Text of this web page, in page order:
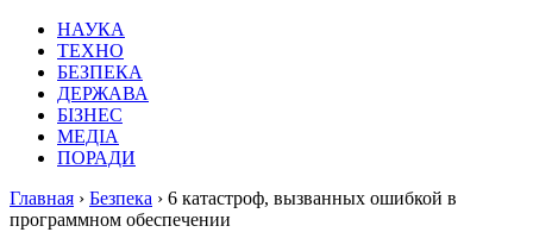
НАУКА
ТЕХНО
БЕЗПЕКА
ДЕРЖАВА
БІЗНЕС
МЕДІА
ПОРАДИ
Главная › Безпека › 6 катастроф, вызванных ошибкой в
программном обеспечении